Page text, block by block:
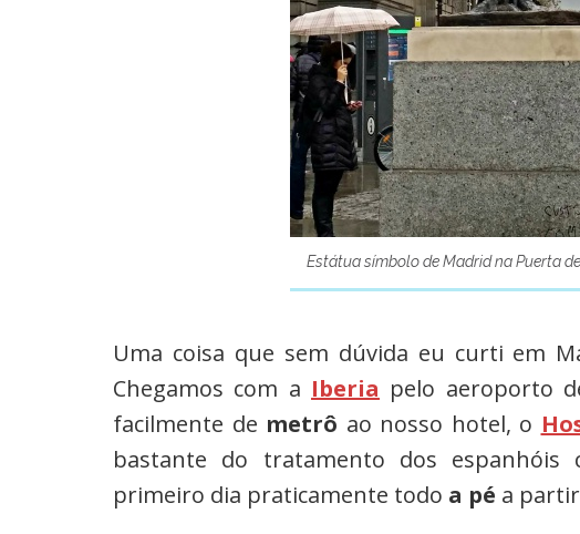
Estátua símbolo de Madrid na Puerta
Uma coisa que sem dúvida eu curti em
Chegamos com a Iberia pelo aeroporto
facilmente de metrô ao nosso hotel, o
bastante do tratamento dos espanhóis
primeiro dia praticamente todo a pé a